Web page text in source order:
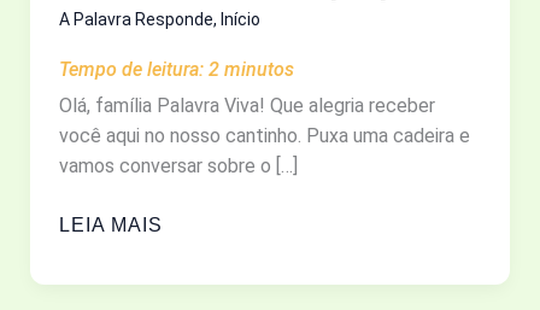
A Palavra Responde, Início
Tempo de leitura: 2 minutos
Olá, família Palavra Viva! Que alegria receber
você aqui no nosso cantinho. Puxa uma cadeira e
vamos conversar sobre o […]
JESUS
CHAMAVA
LEIA MAIS